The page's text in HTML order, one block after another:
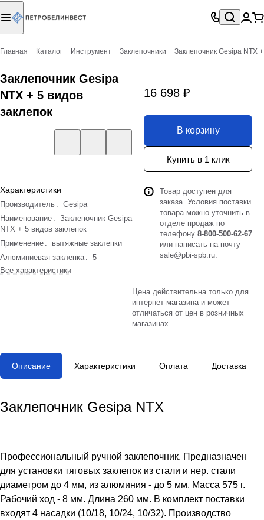
Главная Каталог Инструмент Заклепочники Заклепочник Gesipa NTX
Заклепочник Gesipa
NTX + 5 видов
заклепок
Характеристики
Производитель : Gesipa
Наименование : Заклепочник Gesipa
NTX + 5 видов заклепок
Применение :
вытяжные заклепки
Алюминиевая заклепка : 5
Все характеристики
16 698 ₽
В корзину
Купить в 1 клик
Товар доступен для
заказа. Условия поставки
товара можно уточнить в
отделе продаж по
телефону 8-800-500-62-67
или написать на почту
sale@pbi-spb.ru.
Цена действительна только для
интернет-магазина и может
отличаться от цен в розничных
магазинах
Описание Характеристики Оплата Доставка
Заклепочник Gesipa NTX
Профессиональный ручной заклепочник. Предназначен
для установки тяговых заклепок из стали и нер. стали
диаметром до 4 мм, из алюминия - до 5 мм. Масса 575 г.
Рабочий ход - 8 мм. Длина 260 мм. В комплект поставки
входят 4 насадки (10/18, 10/24, 10/32). Производство